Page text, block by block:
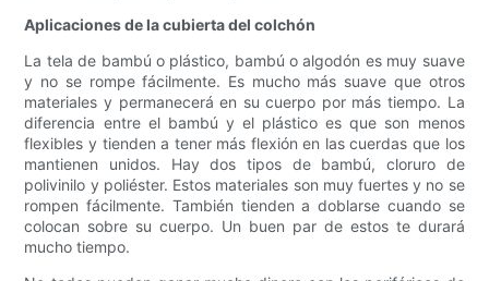
Aplicaciones de la cubierta del colchón
La tela de bambú o plástico, bambú o algodón es muy suave
y no se rompe fácilmente. Es mucho más suave que otros
materiales y permanecerá en su cuerpo por más tiempo. La
diferencia entre el bambú y el plástico es que son menos
flexibles y tienden a tener más flexión en las cuerdas que los
mantienen unidos. Hay dos tipos de bambú, cloruro de
polivinilo y poliéster. Estos materiales son muy fuertes y no se
rompen fácilmente. También tienden a doblarse cuando se
colocan sobre su cuerpo. Un buen par de estos te durará
mucho tiempo.